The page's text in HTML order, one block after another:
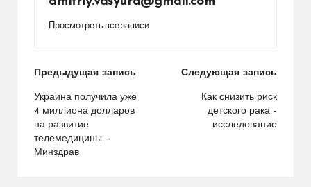
Просмотреть все записи
Навигация
по
записям
Предыдущая запись
Украина получила уже
4 миллиона долларов
на развитие
телемедицины —
Минздрав
Следующая запись
Как снизить риск
детского рака –
исследование